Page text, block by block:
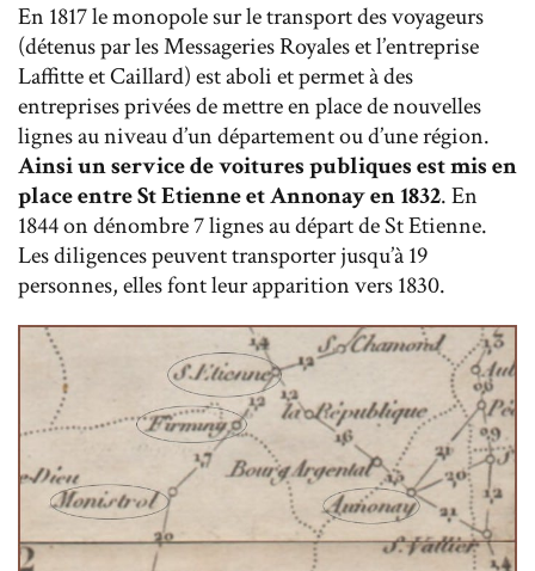
En 1817 le monopole sur le transport des voyageurs
(détenus par les Messageries Royales et l’entreprise
Laffitte et Caillard) est aboli et permet à des
entreprises privées de mettre en place de nouvelles
lignes au niveau d’un département ou d’une région.
Ainsi un service de voitures publiques est mis en
place entre St Etienne et Annonay en 1832. En
1844 on dénombre 7 lignes au départ de St Etienne.
Les diligences peuvent transporter jusqu’à 19
personnes, elles font leur apparition vers 1830.